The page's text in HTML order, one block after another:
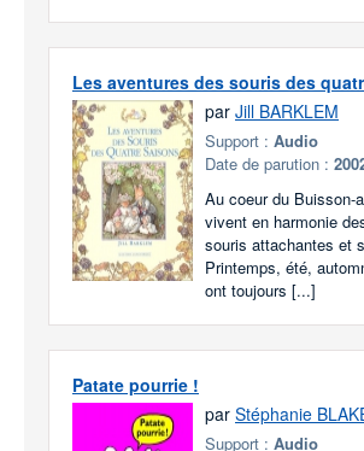
Les aventures des souris des
par Jill BARKLEM
Support : Audio
Date de parution :
Au coeur du Buisson-
vivent en harmonie
souris attachantes et
Printemps, été,
ont toujours [...]
Patate pourrie !
par Stéphanie
Support : Audio